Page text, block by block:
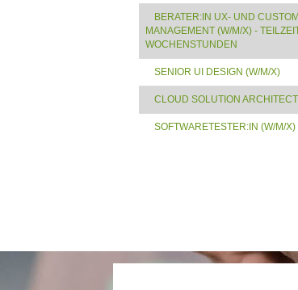
BERATER:IN UX- UND
MANAGEMENT (W/M/X) -
WOCHENSTUNDEN
SENIOR UI DESIGN (W/M/X)
CLOUD SOLUTION
SOFTWARETESTER:IN (W/M/X)